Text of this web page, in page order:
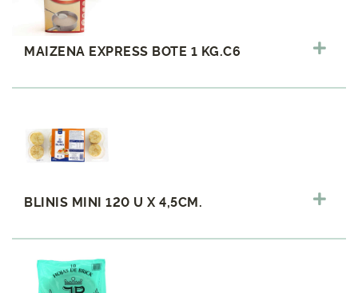
MAIZENA EXPRESS BOTE 1 KG.C6
BLINIS MINI 120 U X 4,5CM.